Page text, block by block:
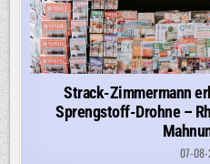
Strack-Zimmermann
Sprengstoff-Drohne –
07-